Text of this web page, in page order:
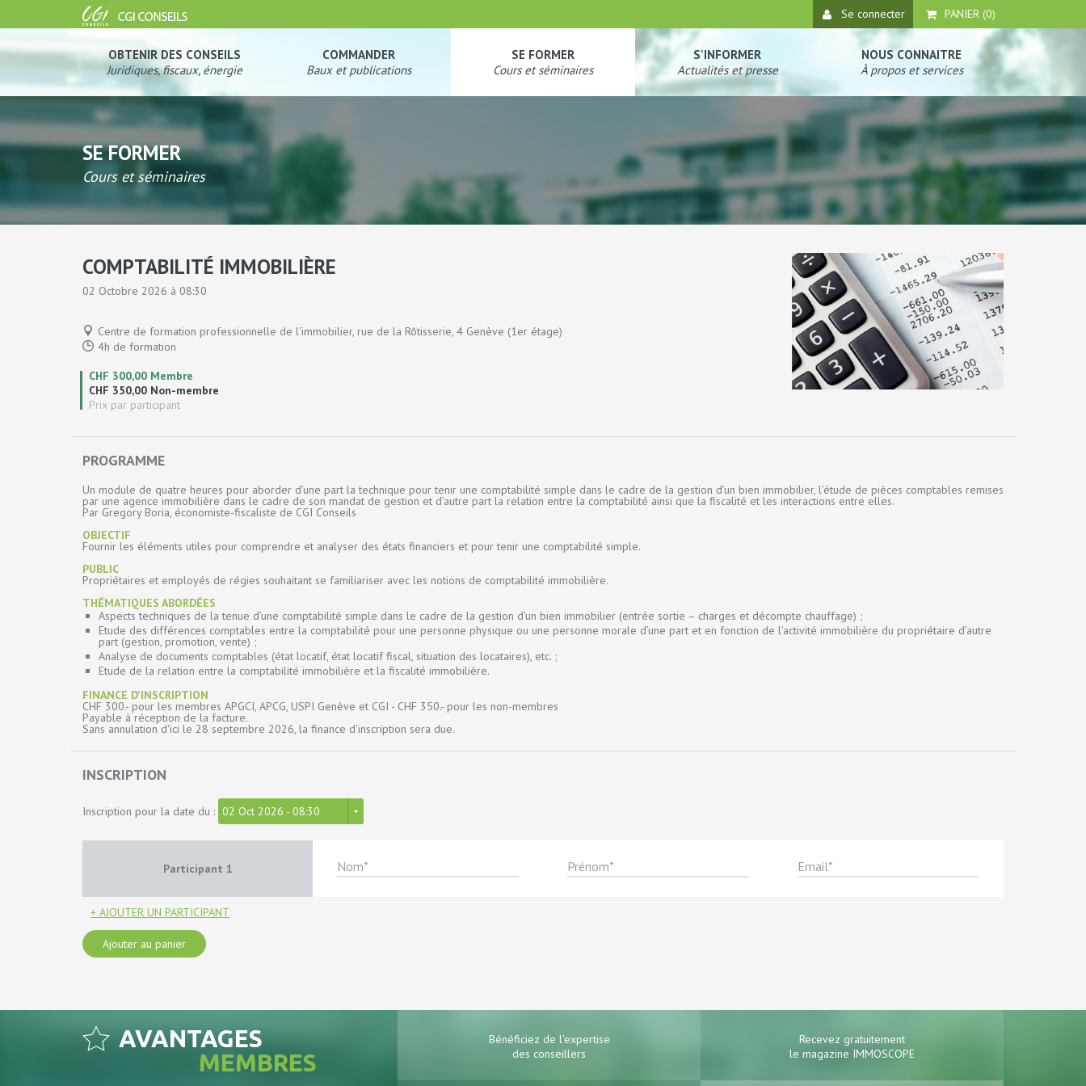
Se connecter PANIER (0)
OBTENIR DES CONSEILS
Juridiques, fiscaux, énergie
COMMANDER
Baux et publications
SE FORMER
Cours et séminaires
S'INFORMER
Actualités et presse
NOUS CONNAITRE
À propos et services
SE FORMER
Cours et séminaires
COMPTABILITÉ IMMOBILIÈRE
02 Octobre 2026 à 08:30
Centre de formation professionnelle de l'immobilier, rue de la Rôtisserie, 4 Genève (1er étage)
4h de formation
CHF 300,00 Membre
CHF 350,00 Non-membre
Prix par participant
PROGRAMME
Un module de quatre heures pour aborder d’une part la technique pour tenir une comptabilité simple dans le cadre de la gestion d’un bien immobilier, l’étude de pièces comptables remises
par une agence immobilière dans le cadre de son mandat de gestion et d’autre part la relation entre la comptabilité ainsi que la fiscalité et les interactions entre elles.
Par Gregory Boria, économiste-fiscaliste de CGI Conseils
OBJECTIF
Fournir les éléments utiles pour comprendre et analyser des états financiers et pour tenir une comptabilité simple.
PUBLIC
Propriétaires et employés de régies souhaitant se familiariser avec les notions de comptabilité immobilière.
THÉMATIQUES ABORDÉES
Aspects techniques de la tenue d’une comptabilité simple dans le cadre de la gestion d’un bien immobilier (entrée sortie – charges et décompte chauffage) ;
Etude des différences comptables entre la comptabilité pour une personne physique ou une personne morale d’une part et en fonction de l’activité immobilière du propriétaire d’autre
part (gestion, promotion, vente) ;
Analyse de documents comptables (état locatif, état locatif fiscal, situation des locataires), etc. ;
Etude de la relation entre la comptabilité immobilière et la fiscalité immobilière.
FINANCE D'INSCRIPTION
CHF 300.- pour les membres APGCI, APCG, USPI Genève et CGI - CHF 350.- pour les non-membres
Payable à réception de la facture.
Sans annulation d'ici le 28 septembre 2026, la finance d'inscription sera due.
INSCRIPTION
Inscription pour la date du : 02 Oct 2026 - 08:30
Participant 1
+ AJOUTER UN PARTICIPANT
Ajouter au panier
AVANTAGES
MEMBRES
Bénéficiez de l'expertise
des conseillers
Recevez gratuitement
le magazine IMMOSCOPE